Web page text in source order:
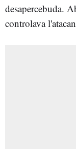
desapercebuda.
controlava